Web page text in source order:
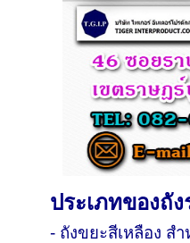
ประเภทของถั
- ถังขยะสีเหลือง ส